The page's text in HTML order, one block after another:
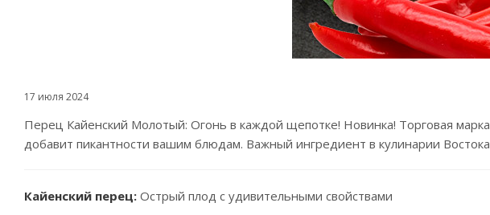
17 июля 2024
Перец Кайенский Молотый: Огонь в каждой щепотке! Новинка! Торговая
добавит пикантности вашим блюдам. Важный ингредиент в кулинарии
Кайенский перец: Острый плод с удивительными свойствами